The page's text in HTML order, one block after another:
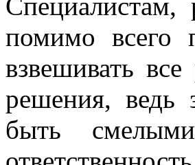
помимо всего
взвешивать
решения, ведь
быть